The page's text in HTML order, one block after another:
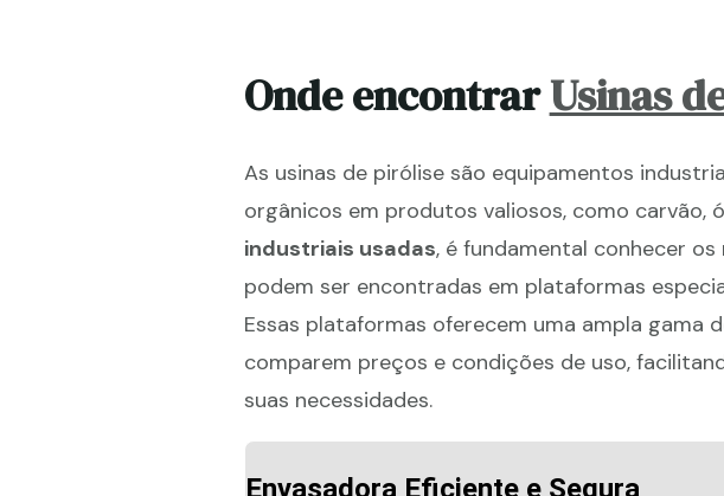
Onde encontrarUsinas
As usinas de pirólise são equipamentos
orgânicos em produtos valiosos, como carvão,
industriais usadas, é fundamental conhecer
podem ser encontradas em plataformas
Essas plataformas oferecem uma ampla gama
comparem preços e condições de uso,
suas necessidades.
Envasadora Eficiente e Segura